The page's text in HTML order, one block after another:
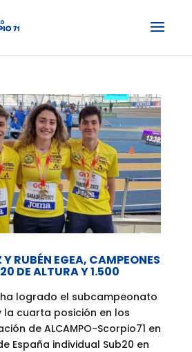
RUBÉN EGEA, CAMPEONES
DE ALTURA Y 1.500
logrado el subcampeonato
la cuarta posición en los
de ALCAMPO-Scorpio71 en
España individual Sub20 en